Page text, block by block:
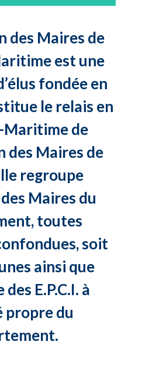
des Maires de
est une
fondée en
le relais en
Maritime de
des Maires de
regroupe
Maires du
toutes
soit
ainsi que
des E.P.C.I. à
propre du